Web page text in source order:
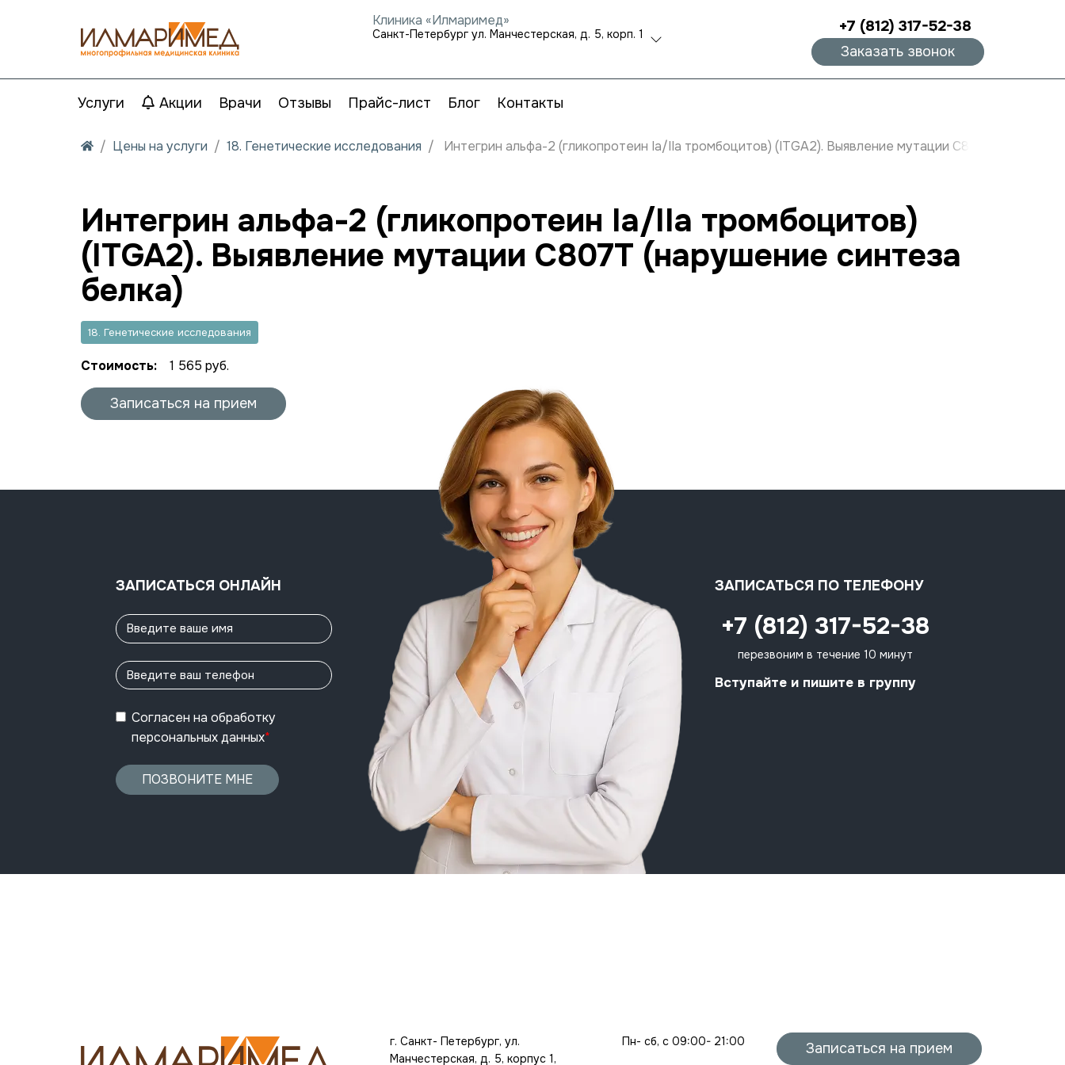
Клиника «Илмаримед»
Санкт-Петербург ул. Манчестерская, д. 5, корп. 1 +7 (812) 317-52-38
Заказать звонок
Услуги Акции Врачи Отзывы Прайс-лист Блог Контакты
Цены на услуги 18. Генетические исследования Интегрин альфа-2 (гликопротеин Ia/IIa тромбоцитов) (ITGA2). Выявление мутации C807T
Интегрин альфа-2 (гликопротеин Ia/IIa тромбоцитов)
(ITGA2). Выявление мутации C807T (нарушение синтеза
белка)
18. Генетические исследования
Стоимость: 1 565 руб.
Записаться на прием
ЗАПИСАТЬСЯ ОНЛАЙН
Согласен на обработку
персональных данных*
ПОЗВОНИТЕ МНЕ
ЗАПИСАТЬСЯ ПО ТЕЛЕФОНУ
+7 (812) 317-52-38
перезвоним в течение 10 минут
Вступайте и пишите в группу
г. Санкт- Петербург, ул.
Манчестерская, д. 5, корпус 1,
Пн- сб, с 09:00- 21:00 Записаться на прием